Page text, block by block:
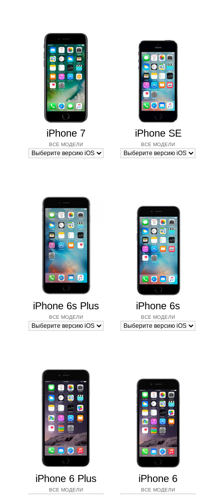
iPhone 7
ВСЕ МОДЕЛИ
iPhone SE
ВСЕ МОДЕЛИ
iPhone 6s Plus
ВСЕ МОДЕЛИ
iPhone 6s
ВСЕ МОДЕЛИ
iPhone 6 Plus
ВСЕ МОДЕЛИ
iPhone 6
ВСЕ МОДЕЛИ